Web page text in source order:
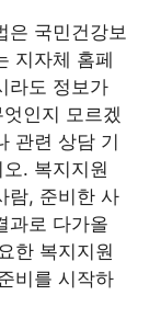
은 국민건강보
지자체 홈페
라도 정보가
인지 모르겠
관련 상담 기
. 복지지원
람, 준비한 사
과로 다가올
한 복지지원
비를 시작하